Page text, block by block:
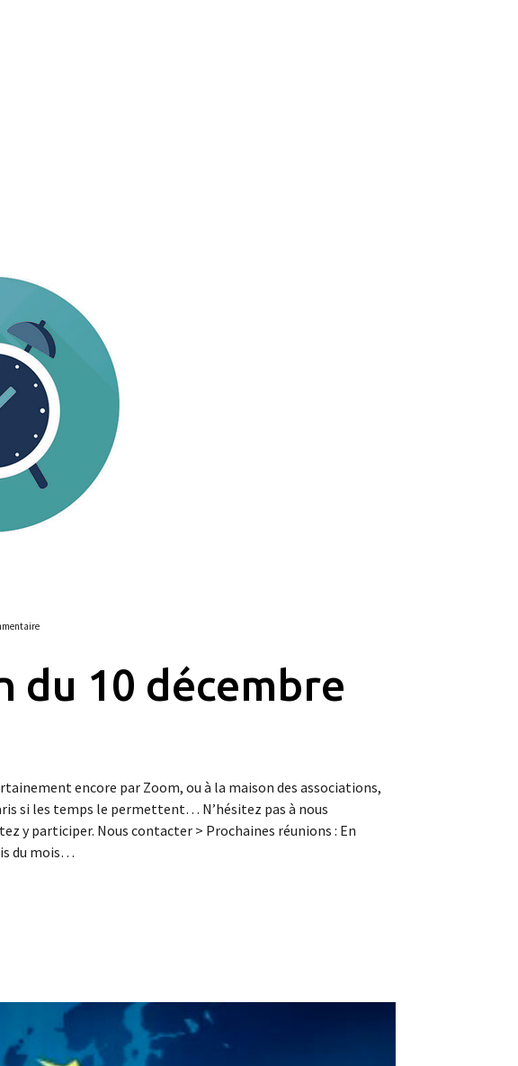
du 10 décembre
encore par Zoom, ou à la maison des associations,
si les temps le permettent… N’hésitez pas à nous
y participer. Nous contacter > Prochaines réunions : En
du mois…